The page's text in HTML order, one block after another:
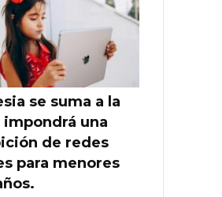
se suma a la
impondrá una
de redes
para menores